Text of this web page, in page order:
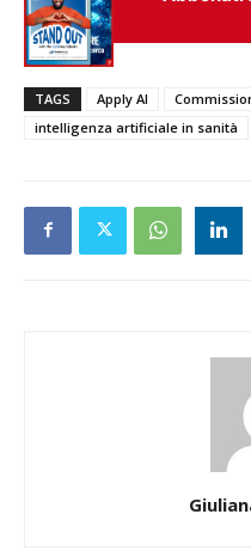
TAGS Apply AI
intelligenza artificiale in sanità